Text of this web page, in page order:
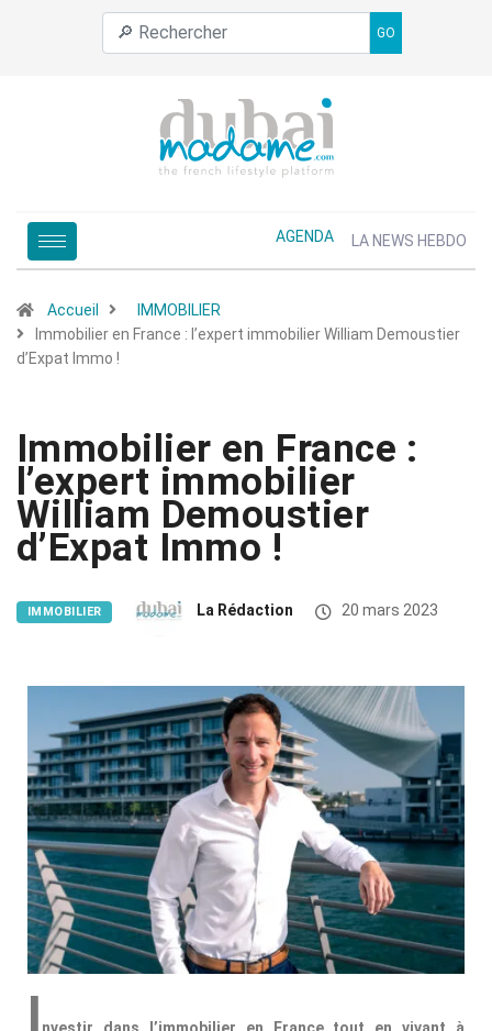
GO
AGENDA LA NEWS HEBDO
Accueil
IMMOBILIER
Immobilier en France : l’expert immobilier William Demoustier
d’Expat Immo !
Immobilier en France :
l’expert immobilier
William Demoustier
d’Expat Immo !
IMMOBILIER La Rédaction 20 mars 2023
I